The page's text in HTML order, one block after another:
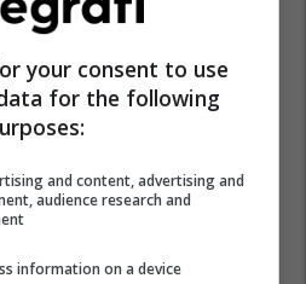
your consent to use
for the following
and content, advertising and
audience research and
information on a device